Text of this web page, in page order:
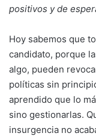
positivos y de
Hoy sabemos que
candidato, porque
algo, pueden
políticas sin
aprendido que lo
sino gestionarlas.
insurgencia no